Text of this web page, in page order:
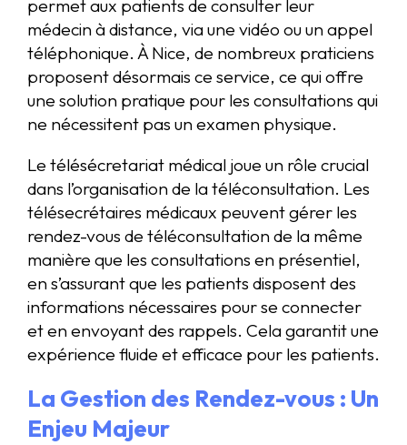
permet aux patients de consulter leur
médecin à distance, via une vidéo ou un appel
téléphonique. À Nice, de nombreux praticiens
proposent désormais ce service, ce qui offre
une solution pratique pour les consultations qui
ne nécessitent pas un examen physique.
Le télésécretariat médical joue un rôle crucial
dans l’organisation de la téléconsultation. Les
télésecrétaires médicaux peuvent gérer les
rendez-vous de téléconsultation de la même
manière que les consultations en présentiel,
en s’assurant que les patients disposent des
informations nécessaires pour se connecter
et en envoyant des rappels. Cela garantit une
expérience fluide et efficace pour les patients.
La Gestion des Rendez-vous : Un
Enjeu Majeur